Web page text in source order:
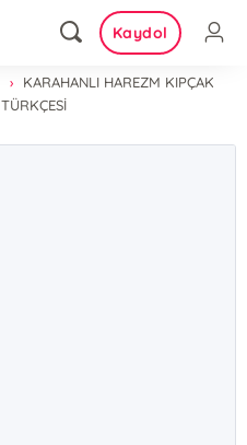
Kaydol
KARAHANLI HAREZM KIPÇAK
TÜRKÇESİ